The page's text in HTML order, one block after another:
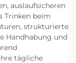
auslaufsicheren
Trinken beim
strukturierte
Handhabung und
tägliche